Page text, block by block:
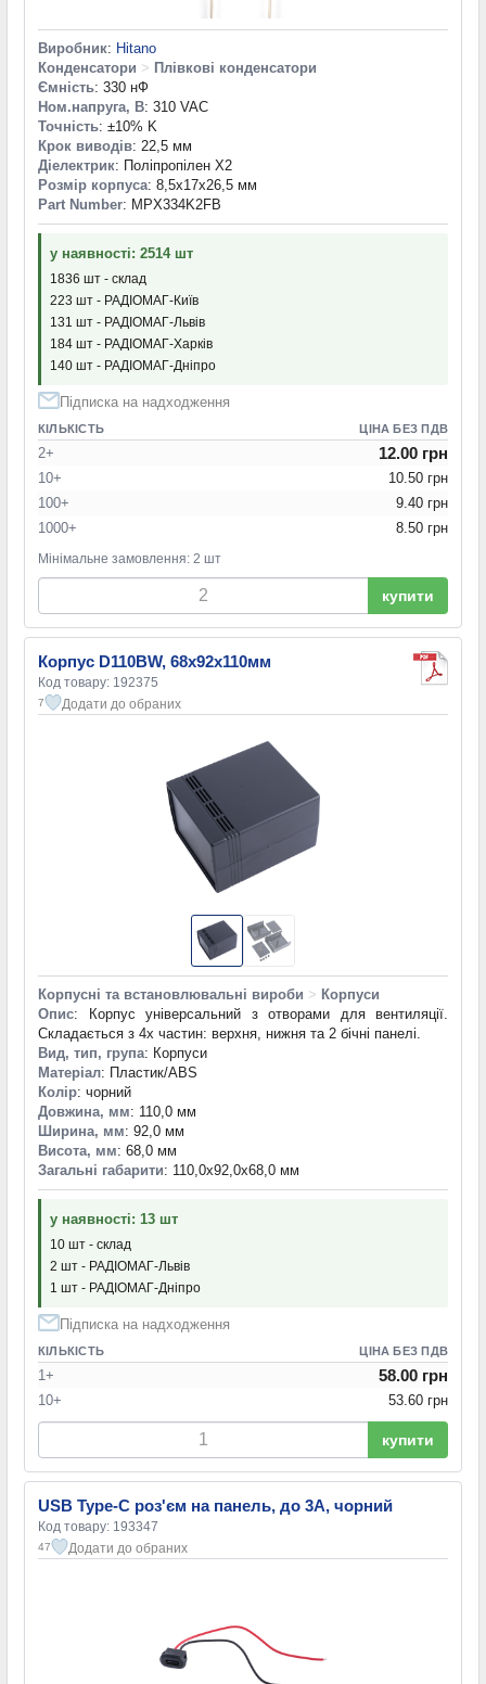
Виробник: Hitano
Конденсатори > Плівкові конденсатори
Ємність: 330 нФ
Ном.напруга, В: 310 VAC
Точність: ±10% K
Крок виводів: 22,5 мм
Діелектрик: Поліпропілен X2
Розмір корпуса: 8,5x17x26,5 мм
Part Number: MPX334K2FB
у наявності: 2514 шт
1836 шт - склад
223 шт - РАДІОМАГ-Київ
131 шт - РАДІОМАГ-Львів
184 шт - РАДІОМАГ-Харків
140 шт - РАДІОМАГ-Дніпро
Підписка на надходження
КІЛЬКІСТЬ ЦІНА БЕЗ ПДВ
2+ 12.00 грн
10+
10.50 грн
100+
9.40 грн
1000+
8.50 грн
Мінімальне замовлення: 2 шт
купити
Корпус D110BW, 68х92х110мм
Код товару: 192375
7 Додати до обраних
Корпусні та встановлювальні вироби > Корпуси
Опис: Корпус універсальний з отворами для вентиляції.
Складається з 4х частин: верхня, нижня та 2 бічні панелі.
Вид, тип, група: Корпуси
Матеріал: Пластик/ABS
Колір: чорний
Довжина, мм: 110,0 мм
Ширина, мм: 92,0 мм
Висота, мм: 68,0 мм
Загальні габарити: 110,0x92,0x68,0 мм
у наявності: 13 шт
10 шт - склад
2 шт - РАДІОМАГ-Львів
1 шт - РАДІОМАГ-Дніпро
Підписка на надходження
КІЛЬКІСТЬ ЦІНА БЕЗ ПДВ
1+ 58.00 грн
10+ 53.60 грн
купити
USB Type-C роз'єм на панель, до 3A, чорний
Код товару: 193347
47 Додати до обраних